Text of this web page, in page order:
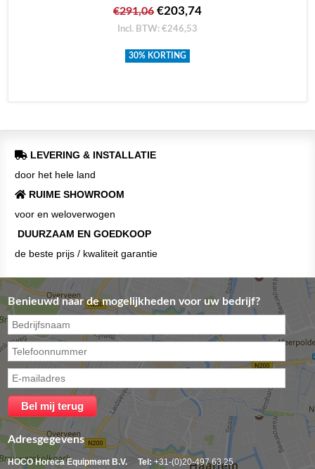
€291,06 €203,74
Incl. BTW: €246,53
30% KORTING
LEVERING & INSTALLATIE
door het hele land
RUIME SHOWROOM
voor en weloverwogen
DUURZAAM EN GOEDKOOP
de beste prijs / kwaliteit garantie
Benieuwd naar de mogelijkheden voor uw bedrijf?
Adresgegevens
HOCO Horeca Equipment B.V.
Tel: +31-(0)20-497 63 25